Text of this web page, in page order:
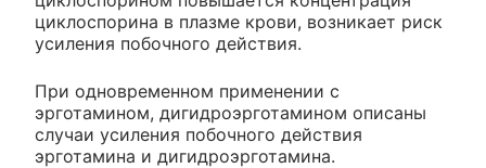
циклоспорина в плазме крови, возникает риск
усиления побочного действия.
При одновременном применении с
эрготамином, дигидроэрготамином описаны
случаи усиления побочного действия
эрготамина и дигидроэрготамина.